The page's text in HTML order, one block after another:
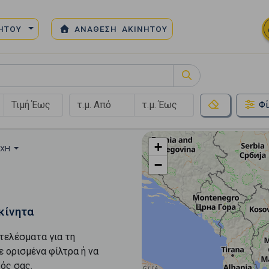
ΑΝΑΘΕΣΗ ΑΚΙΝΗΤΟΥ
για τη
ορισμένα φίλτρα ή να
σας.
+
−